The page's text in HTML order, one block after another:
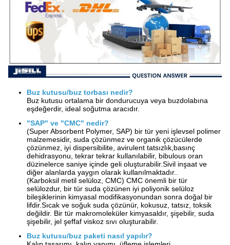
Buz kutusu/buz torbası nedir?
Buz kutusu ortalama bir dondurucuya veya buzdolabına
eşdeğerdir, ideal soğutma aracıdır.
"SAP" ve "CMC" nedir?
(Super Absorbent Polymer, SAP) bir tür yeni işlevsel polimer
malzemesidir, suda çözünmez ve organik çözücülerde
çözünmez, iyi dispersibilite, avirulent tatsızlık,basınç
dehidrasyonu, tekrar tekrar kullanılabilir, bibulous oran
düzinelerce saniye içinde geli oluşturabilir.Sivil inşaat ve
diğer alanlarda yaygın olarak kullanılmaktadır..
(Karboksil metil selüloz, CMC) CMC önemli bir tür
selülozdur, bir tür suda çözünen iyi poliyonik selüloz
bileşiklerinin kimyasal modifikasyonundan sonra doğal bir
lifdir.Sıcak ve soğuk suda çözünür, kokusuz, tatsız, toksik
değildir. Bir tür makromoleküler kimyasaldır, şişebilir, suda
şişebilir, jel şeffaf viskoz sıvı oluşturabilir.
Buz kutusu/buz paketi nasıl yapılır?